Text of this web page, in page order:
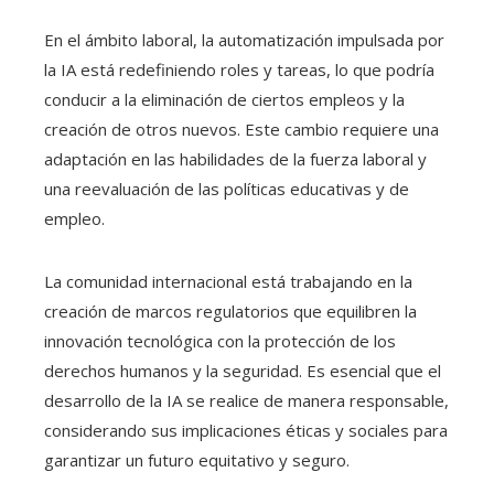
En el ámbito laboral, la automatización impulsada por
la IA está redefiniendo roles y tareas, lo que podría
conducir a la eliminación de ciertos empleos y la
creación de otros nuevos. Este cambio requiere una
adaptación en las habilidades de la fuerza laboral y
una reevaluación de las políticas educativas y de
empleo.
La comunidad internacional está trabajando en la
creación de marcos regulatorios que equilibren la
innovación tecnológica con la protección de los
derechos humanos y la seguridad. Es esencial que el
desarrollo de la IA se realice de manera responsable,
considerando sus implicaciones éticas y sociales para
garantizar un futuro equitativo y seguro.